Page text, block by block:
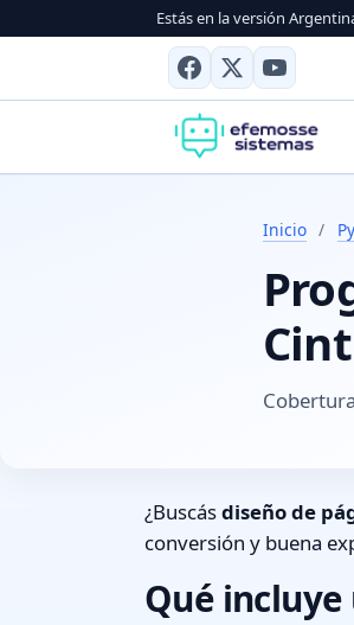
Estás en la versión
Inicio /
¿Buscásdiseño de
conversión y buena
Qué